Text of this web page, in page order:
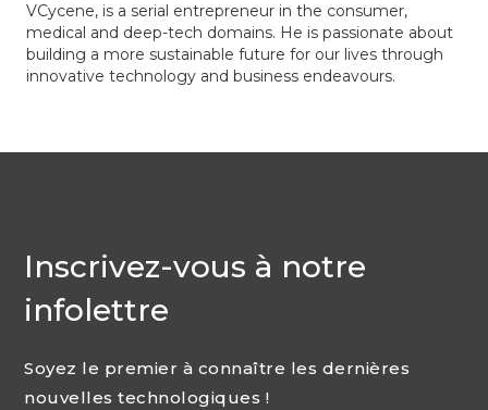
VCycene, is a serial entrepreneur in the consumer,
medical and deep-tech domains. He is passionate about
building a more sustainable future for our lives through
innovative technology and business endeavours.
Inscrivez-vous à notre
infolettre
Soyez le premier à connaître les dernières
nouvelles technologiques !